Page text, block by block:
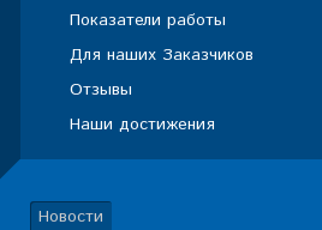
Показатели работы
Для наших Заказчиков
Отзывы
Наши достижения
Новости